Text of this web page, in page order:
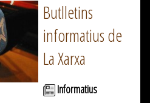
Butlletins
informatius de
La Xarxa
Informatius